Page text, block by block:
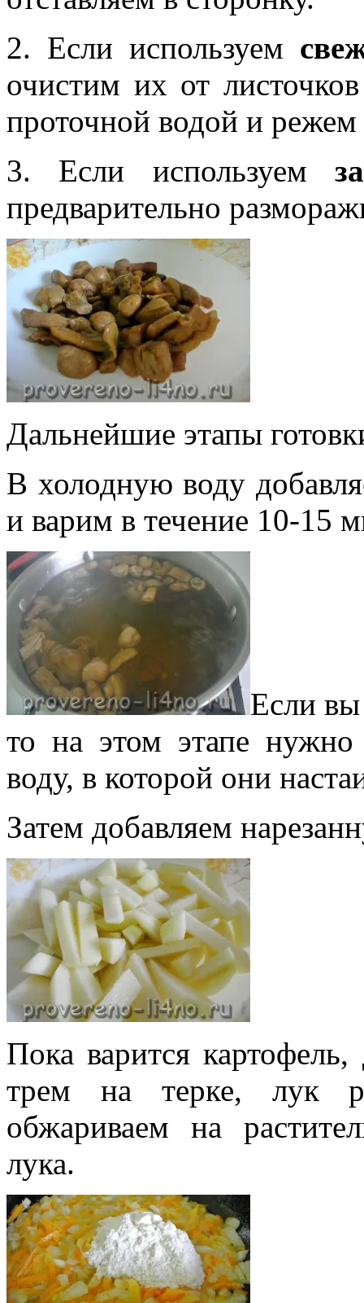
2. Если используем
очистим их от
проточной водой и режем
3. Если используем
предварительно
Дальнейшие этапы
В холодную воду
и варим в течение 10-15
Если
то на этом этапе
воду, в которой они
Затем добавляем
Пока варится
трем на терке, лук
обжариваем на
лука.